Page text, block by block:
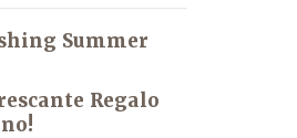
Summer
Regalo